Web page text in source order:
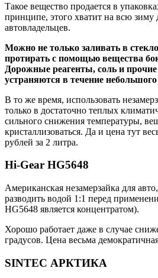
Такое вещество продается в
принципе, этого хватит на всю зиму
автовладельцев.
Можно не только заливать в
протирать с помощью вещества
Дорожные реагенты, соль и прочие
устраняются в течение
В то же время, использовать
только в достаточно теплых
сильного снижения температуры,
кристаллизоваться. Да и цена тут
рублей за 2 литра.
Hi-Gear HG5648
Американская незамерзайка для
разводить водой 1:1 перед
HG5648 является концентратом).
Хорошо работает даже в случае
градусов. Цена весьма
SINTEC АРКТИКА